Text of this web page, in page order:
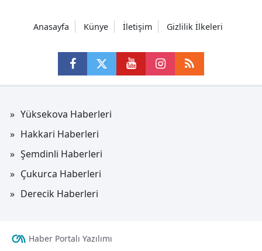
Anasayfa Künye İletişim Gizlilik İlkeleri
Yüksekova Haberleri
Hakkari Haberleri
Şemdinli Haberleri
Çukurca Haberleri
Derecik Haberleri
Haber Portalı Yazılımı